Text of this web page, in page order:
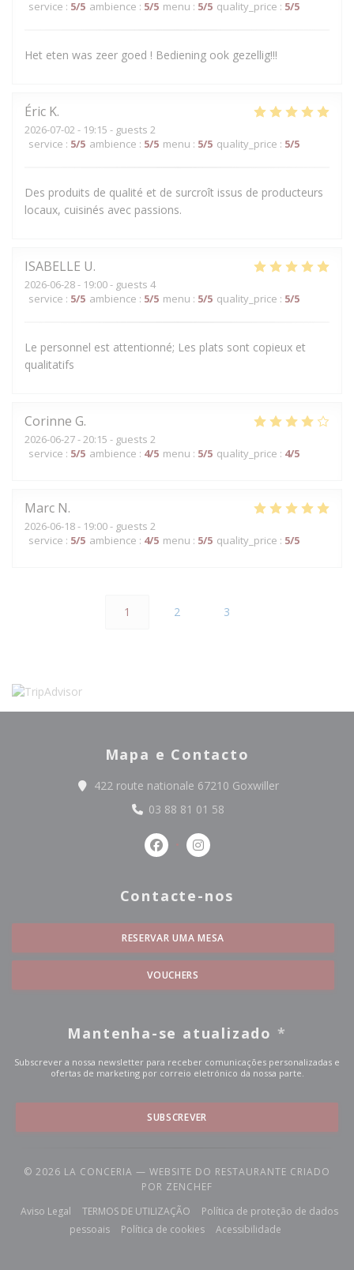
service : 5/5 ambience : 5/5 menu : 5/5 quality_price : 5/5
Het eten was zeer goed ! Bediening ook gezellig!!!
Éric K
2026-07-02 - 19:15 - guests 2
service : 5/5 ambience : 5/5 menu : 5/5 quality_price : 5/5
Des produits de qualité et de surcroît issus de producteurs
locaux, cuisinés avec passions.
ISABELLE U
2026-06-28- 19:00 - guests 4
service : 5/5 ambience : 5/5 menu : 5/5 quality_price : 5/5
Le personnel est attentionné; Les plats sont copieux et
qualitatifs
Corinne G
2026-06-27- 20:15 - guests 2
service : 5/5 ambience : 4/5 menu : 5/5 quality_price : 4/5
Marc N
2026-06-18- 19:00 - guests 2
service : 5/5 ambience : 4/5 menu : 5/5 quality_price : 5/5
1 2 3
Mapa e Contacto
422 route nationale 67210 Goxwiller((abre numa
03 88 81 01 58
Facebook ((abre numa nova
Instagram ((abre numa
Contacte-nos
RESERVAR UMA MESA
VOUCHERS
Mantenha-se atualizado *
Subscrever a nossa newsletter para receber comunicações personalizadas e
ofertas de marketing por correio eletrónico da nossa parte.
SUBSCREVER
© 2026 LA CONCERIA — WEBSITE DO RESTAURANTE CRIADO
POR ZENCHEF
Aviso Legal((abre numa nova janela))
TERMOS DE UTILIZAÇÃO((abre numa nova janela))
Política de proteção de dados
pessoais((abre numa nova janela))
Política de cookies((abre numa nova janela))
Acessibilidade((abre numa